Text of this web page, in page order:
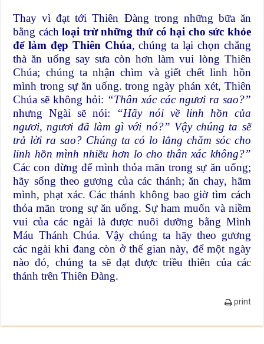
Thay vì đạt tới Thiên Đàng trong những bữa ăn
bằng cáchloại trừ những thứ có hại cho sức khỏe
để làm đẹp Thiên Chúa, chúng ta lại chọn chẳng
thà ăn uống say sưa còn hơn làm vui lòng Thiên
Chúa; chúng ta nhận chìm và giết chết linh hồn
mình trong sự ăn uống. trong ngày phán xét, Thiên
Chúa sẽ không hỏi: “Thân xác các ngươi ra sao?”
nhưng Ngài sẽ nói: “Hãy nói về linh hồn của
ngươi, ngươi đã làm gì với nó?” Vậy chúng ta sẽ
trả lời ra sao? Chúng ta có lo lắng chăm sóc cho
linh hồn mình nhiều hơn lo cho thân xác không?”
Các con đừng để mình thỏa mãn trong sự ăn uống;
hãy sống theo gương của các thánh; ăn chay, hãm
mình, phạt xác. Các thánh không bao giờ tìm cách
thỏa mãn trong sự ăn uống. Sự ham muốn và niềm
vui của các ngài là được nuôi dưỡng bằng Mình
Máu Thánh Chúa. Vậy chúng ta hãy theo gương
các ngài khi đang còn ở thế gian này, để một ngày
nào đó, chúng ta sẽ đạt được triều thiên của các
thánh trên Thiên Đàng.
print